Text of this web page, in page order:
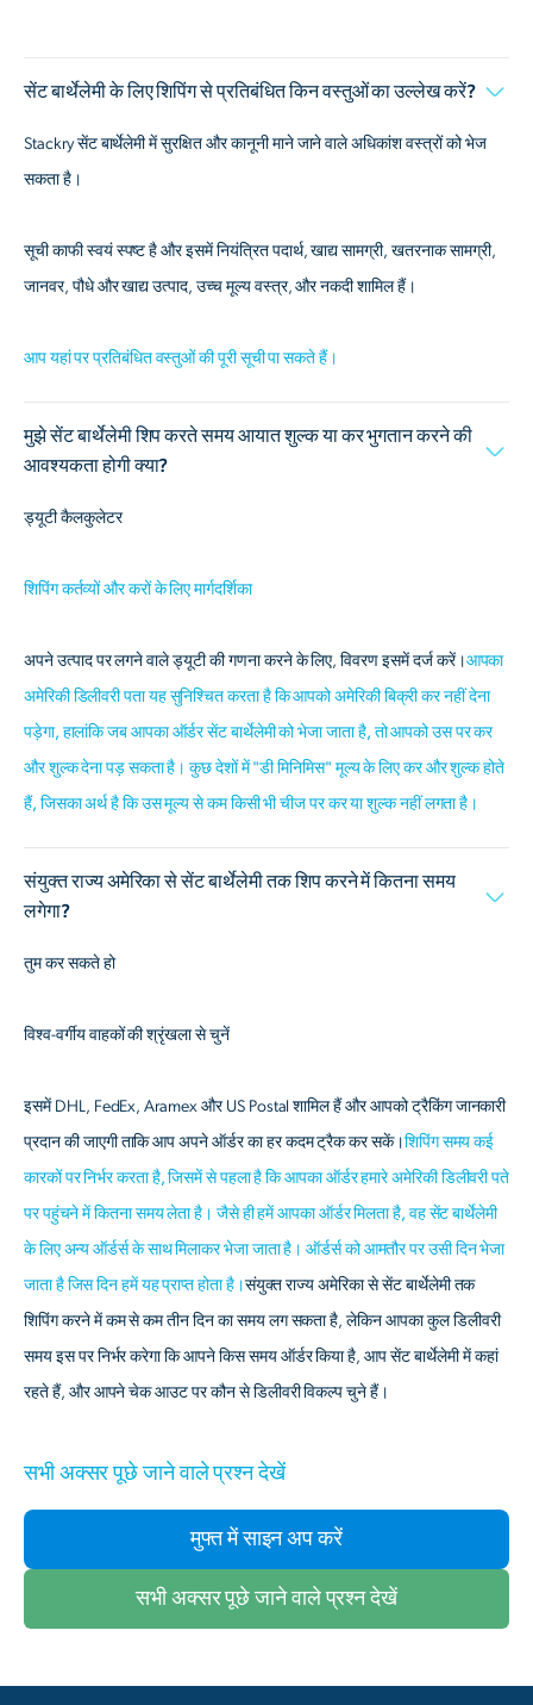
सेंट बार्थेलेमी के लिए शिपिंग से प्रतिबंधित किन वस्तुओं का उल्लेख करें?
Stackry सेंट बार्थेलेमी में सुरक्षित और कानूनी माने जाने वाले अधिकांश वस्त्रों को भेज
सकता है।
सूची काफी स्वयं स्पष्ट है और इसमें नियंत्रित पदार्थ, खाद्य सामग्री, खतरनाक सामग्री,
जानवर, पौधे और खाद्य उत्पाद, उच्च मूल्य वस्त्र, और नकदी शामिल हैं।
आप यहां पर प्रतिबंधित वस्तुओं की पूरी सूची पा सकते हैं।
मुझे सेंट बार्थेलेमी शिप करते समय आयात शुल्क या कर भुगतान करने की
आवश्यकता होगी क्या?
ड्यूटी कैलकुलेटर
शिपिंग कर्तव्यों और करों के लिए मार्गदर्शिका
अपने उत्पाद पर लगने वाले ड्यूटी की गणना करने के लिए, विवरण इसमें दर्ज करें।आपका
अमेरिकी डिलीवरी पता यह सुनिश्चित करता है कि आपको अमेरिकी बिक्री कर नहीं देना
पड़ेगा, हालांकि जब आपका ऑर्डर सेंट बार्थेलेमी को भेजा जाता है, तो आपको उस पर कर
और शुल्क देना पड़ सकता है। कुछ देशों में "डी मिनिमिस" मूल्य के लिए कर और शुल्क होते
हैं, जिसका अर्थ है कि उस मूल्य से कम किसी भी चीज पर कर या शुल्क नहीं लगता है।
संयुक्त राज्य अमेरिका से सेंट बार्थेलेमी तक शिप करने में कितना समय
लगेगा?
तुम कर सकते हो
विश्व-वर्गीय वाहकों की श्रृंखला से चुनें
इसमें DHL, FedEx, Aramex और US Postal शामिल हैं और आपको ट्रैकिंग जानकारी
प्रदान की जाएगी ताकि आप अपने ऑर्डर का हर कदम ट्रैक कर सकें।शिपिंग समय कई
कारकों पर निर्भर करता है, जिसमें से पहला है कि आपका ऑर्डर हमारे अमेरिकी डिलीवरी पते
पर पहुंचने में कितना समय लेता है। जैसे ही हमें आपका ऑर्डर मिलता है, वह सेंट बार्थेलेमी
के लिए अन्य ऑर्डर्स के साथ मिलाकर भेजा जाता है। ऑर्डर्स को आमतौर पर उसी दिन भेजा
जाता है जिस दिन हमें यह प्राप्त होता है।संयुक्त राज्य अमेरिका से सेंट बार्थेलेमी तक
शिपिंग करने में कम से कम तीन दिन का समय लग सकता है, लेकिन आपका कुल डिलीवरी
समय इस पर निर्भर करेगा कि आपने किस समय ऑर्डर किया है, आप सेंट बार्थेलेमी में कहां
रहते हैं, और आपने चेक आउट पर कौन से डिलीवरी विकल्प चुने हैं।
सभी अक्सर पूछे जाने वाले प्रश्न देखें
मुफ्त में साइन अप करें
सभी अक्सर पूछे जाने वाले प्रश्न देखें